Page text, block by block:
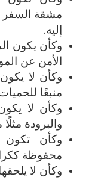
مشقة السفر
إليه.
وكأن يكون
الأمن عن
وكأن لا
منبعًا
وكأن لا
والبرودة
وكأن
محفوظة
وكأن لا